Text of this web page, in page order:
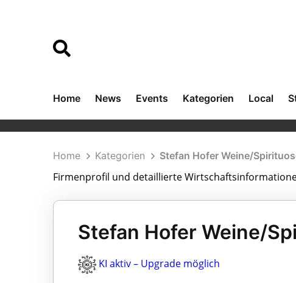
Home News Events Kategorien Local
Home Kategorien Stefan Hofer Weine/
Firmenprofil und detaillierte
Stefan Hofer Weine/
KI aktiv – Upgrade möglich